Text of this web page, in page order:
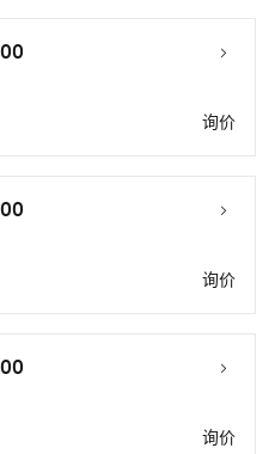
询价
询价
询价